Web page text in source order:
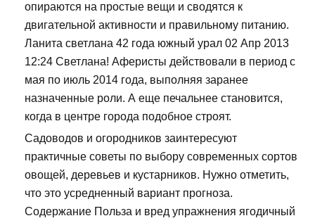
опираются на простые вещи и сводятся к
двигательной активности и правильному питанию.
Ланита светлана 42 года южный урал 02 Апр 2013
12:24 Светлана! Аферисты действовали в период с
мая по июль 2014 года, выполняя заранее
назначенные роли. А еще печальнее становится,
когда в центре города подобное строят.
Садоводов и огородников заинтересуют
практичные советы по выбору современных сортов
овощей, деревьев и кустарников. Нужно отметить,
что это усредненный вариант прогноза.
Содержание Польза и вред упражнения ягодичный